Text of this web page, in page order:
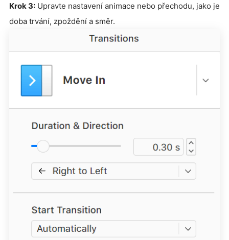
Krok 3: Upravte nastavení animace nebo přechodu, jako je
doba trvání, zpoždění a směr.